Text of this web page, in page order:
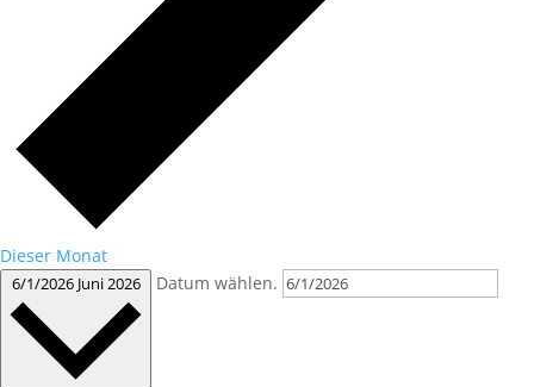
Dieser Monat
6/1/2026 Juni 2026 Datum wählen.